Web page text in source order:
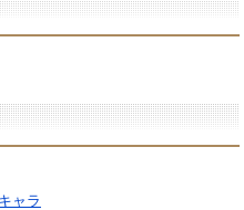
ャラ